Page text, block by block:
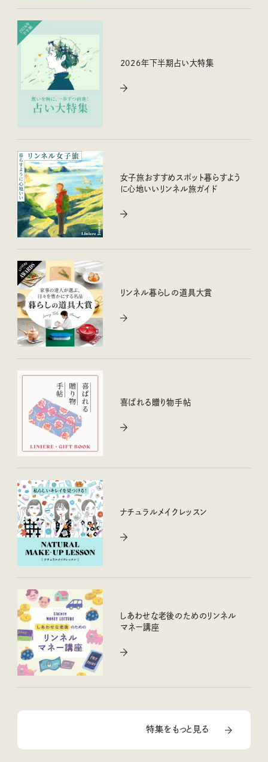
2026年下半期占い大特集
女子旅おすすめスポット暮らすよう
に心地いいリンネル旅ガイド
リンネル暮らしの道具大賞
喜ばれる贈り物手帖
ナチュラルメイクレッスン
しあわせな老後のためのリンネル
マネー講座
特集をもっと見る